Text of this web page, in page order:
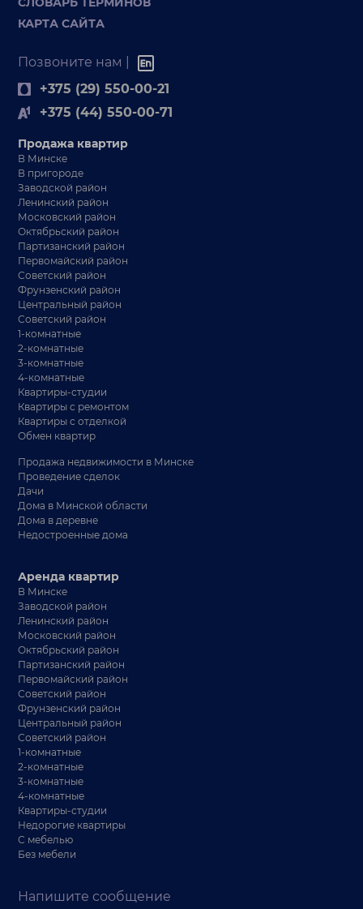
КАРТА САЙТА
Позвоните нам |
+375 (29) 550-00-21
+375 (44) 550-00-71
Продажа квартир
В Минске
В пригороде
Заводской район
Ленинский район
Московский район
Октябрьский район
Партизанский район
Первомайский район
Советский район
Фрунзенский район
Центральный район
Советский район
1-комнатные
2-комнатные
3-комнатные
4-комнатные
Квартиры-студии
Квартиры с ремонтом
Квартиры с отделкой
Обмен квартир
Продажа недвижимости в Минске
Проведение сделок
Дачи
Дома в Минской области
Дома в деревне
Недостроенные дома
Напишите сообщение
Аренда квартир
В Минске
Заводской район
Ленинский район
Московский район
Октябрьский район
Партизанский район
Первомайский район
Советский район
Фрунзенский район
Центральный район
Советский район
1-комнатные
2-комнатные
3-комнатные
4-комнатные
Квартиры-студии
Недорогие квартиры
С мебелью
Без мебели